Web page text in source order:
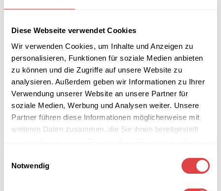
Diese Webseite verwendet Cookies
Wir verwenden Cookies, um Inhalte und Anzeigen zu
personalisieren, Funktionen für soziale Medien anbieten
zu können und die Zugriffe auf unsere Website zu
analysieren. Außerdem geben wir Informationen zu Ihrer
Verwendung unserer Website an unsere Partner für
soziale Medien, Werbung und Analysen weiter. Unsere
Partner führen diese Informationen möglicherweise mit
weiteren Daten zusammen, die Sie ihnen bereitgestellt
Notwendig